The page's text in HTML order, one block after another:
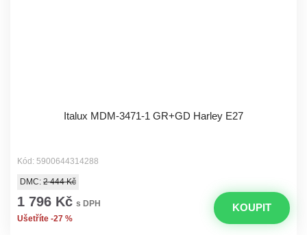
Italux MDM-3471-1 GR+GD Harley E27
Kód: 5900644314288
DMC: 2 444 Kč
1 796 Kč s DPH
Ušetříte -27 %
KOUPIT